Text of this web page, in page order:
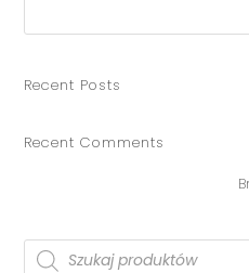
Recent Posts
Recent Comments